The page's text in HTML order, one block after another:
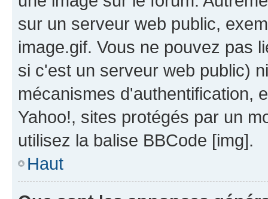
sur un serveur web public,
image.gif. Vous ne pouvez pas
si c'est un serveur web public)
mécanismes d'authentification,
Yahoo!, sites protégés par un
utilisez la balise BBCode [img].
Haut